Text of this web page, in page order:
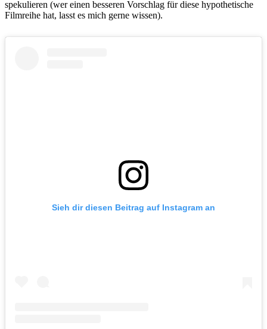
spekulieren (wer einen besseren Vorschlag für diese hypothetische
Filmreihe hat, lasst es mich gerne wissen).
Sieh dir diesen Beitrag auf Instagram an